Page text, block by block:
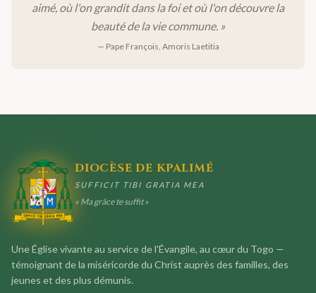
aimé, où l'on grandit dans la foi et où l'on découvre la
beauté de la vie commune. »
— Pape François, Amoris Laetitia
DIOCÈSE DE KPALIMÉ
SUFFICIT TIBI GRATIA MEA
« Ma grâce te suffit »
Une Église vivante au service de l'Évangile, au cœur du Togo —
témoignant de la miséricorde du Christ auprès des familles, des
jeunes et des plus démunis.